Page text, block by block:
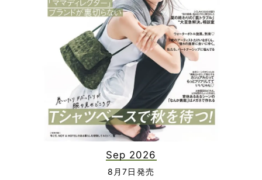
Sep 2026
8月7日発売